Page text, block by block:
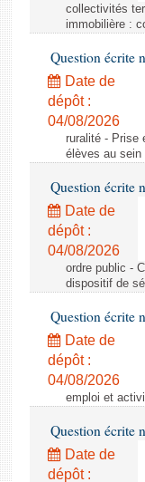
collectivités
immobilière :
Question écrite
Date de
dépôt :
04/08/2026
ruralité - Prise
élèves au sein
Question écrite
Date de
dépôt :
04/08/2026
ordre public -
dispositif de
Question écrite
Date de
dépôt :
04/08/2026
emploi et
Question écrite
Date de
dépôt :